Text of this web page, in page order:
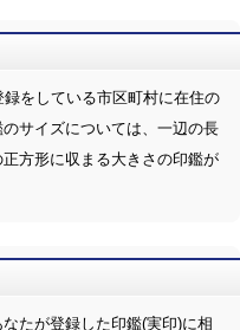
をしている市区町村に在住の
サイズについては、一辺の長
方形に収まる大きさの印鑑が
たが登録した印鑑(実印)に相